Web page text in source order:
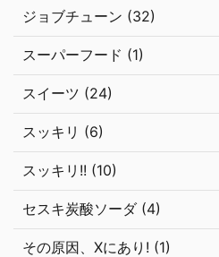
ジョブチューン (32)
スーパーフード (1)
スイーツ (24)
スッキリ (6)
スッキリ!! (10)
セスキ炭酸ソーダ (4)
その原因、Xにあり! (1)